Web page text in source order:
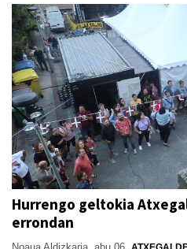
Hurrengo geltokia
errondan